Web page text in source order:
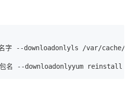
字 --downloadonlyls /var/cache/
名 --downloadonlyyum reinstall -